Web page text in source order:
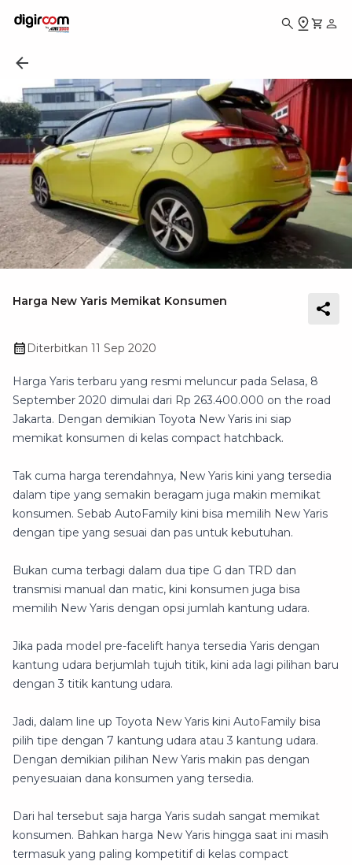
Harga New Yaris Memikat Konsumen
Diterbitkan 11 Sep 2020
Harga Yaris terbaru yang resmi meluncur pada Selasa, 8
September 2020 dimulai dari Rp 263.400.000 on the road
Jakarta. Dengan demikian Toyota New Yaris ini siap
memikat konsumen di kelas compact hatchback.
Tak cuma harga terendahnya, New Yaris kini yang tersedia
dalam tipe yang semakin beragam juga makin memikat
konsumen. Sebab AutoFamily kini bisa memilih New Yaris
dengan tipe yang sesuai dan pas untuk kebutuhan.
Bukan cuma terbagi dalam dua tipe G dan TRD dan
transmisi manual dan matic, kini konsumen juga bisa
memilih New Yaris dengan opsi jumlah kantung udara.
Jika pada model pre-facelift hanya tersedia Yaris dengan
kantung udara berjumlah tujuh titik, kini ada lagi pilihan baru
dengan 3 titik kantung udara.
Jadi, dalam line up Toyota New Yaris kini AutoFamily bisa
pilih tipe dengan 7 kantung udara atau 3 kantung udara.
Dengan demikian pilihan New Yaris makin pas dengan
penyesuaian dana konsumen yang tersedia.
Dari hal tersebut saja harga Yaris sudah sangat memikat
konsumen. Bahkan harga New Yaris hingga saat ini masih
termasuk yang paling kompetitif di kelas compact